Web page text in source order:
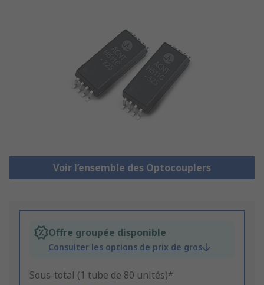
Voir l’ensemble des Optocouplers
Offre groupée disponible
Consulter les options de prix de gros
Sous-total (1 tube de 80 unités)*